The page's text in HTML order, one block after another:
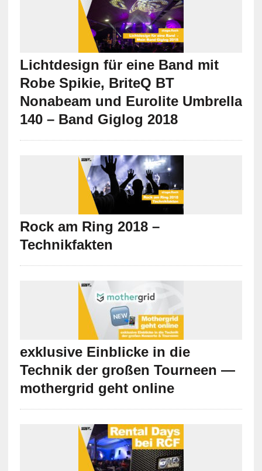
Lichtdesign für eine Band mit
Robe Spikie, BriteQ BT
Nonabeam und Eurolite Umbrella
140 – Band Giglog 2018
Rock am Ring 2018 –
Technikfakten
exklusive Einblicke in die
Technik der großen Tourneen —
mothergrid geht online